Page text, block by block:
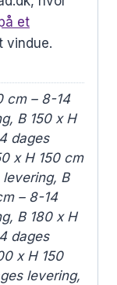
et
vindue.
cm – 8-14
B 150 x H
dages
x H 150 cm
B
– 8-14
B 180 x H
dages
x H 150
levering,